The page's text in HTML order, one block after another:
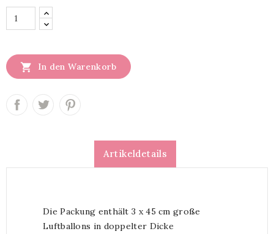
 In den Warenkorb
Artikeldetails
Die Packung enthält 3 x 45 cm große
Luftballons in doppelter Dicke